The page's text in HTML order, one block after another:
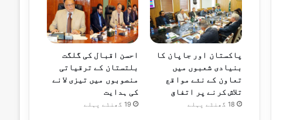
پاکستان اور جاپان کا
بنیادی شعبوں میں
تعاون کے نئے مواقع
تلاش کرنے پر اتفاق
18 گھنٹے پہلے
احسن اقبال کی گلگت
بلتستان کے ترقیاتی
منصوبوں میں تیزی لانے
کی ہدایت
19 گھنٹے پہلے